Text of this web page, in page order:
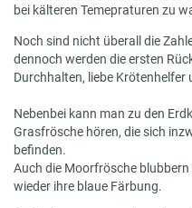
bei kälteren Temepraturen zu
Noch sind nicht überall die
dennoch werden die ersten
Durchhalten, liebe
Nebenbei kann man zu den
Grasfrösche hören, die sich
befinden.
Auch die Moorfrösche
wieder ihre blaue Färbung.